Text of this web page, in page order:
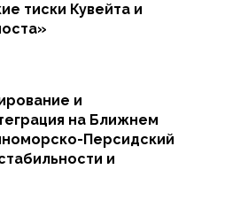
тиски Кувейта и
и
на Ближнем
Персидский
и